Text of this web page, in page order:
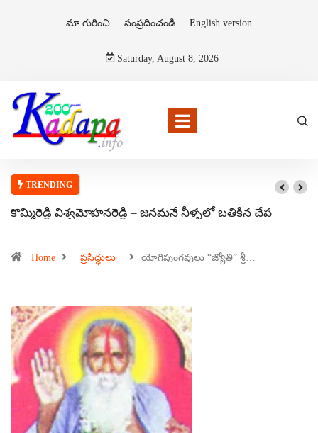
మా గురించి సంప్రదించండి English version
Saturday, August 8, 2026
TRENDING
కొమ్మిరెడ్డి విశ్వమోహనరెడ్డి – జనమనే నీళ్ళలో బతికిన చేప
Home ప్రసిద్ధులు యోగిపుంగవులు “జ్యోతి” శ్రీ…